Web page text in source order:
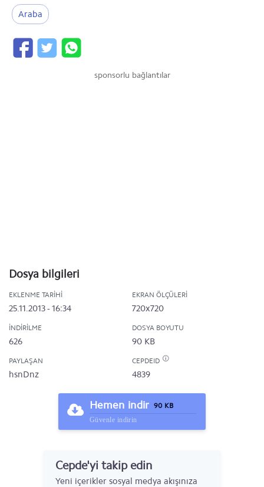
Araba
sponsorlu bağlantılar
Dosya bilgileri
EKLENME TARIHI
25.11.2013 - 16:34
EKRAN ÖLÇÜLERI
720x720
İNDIRILME
626
DOSYA BOYUTU
90 KB
PAYLAŞAN
hsnDnz
CEPDEID
4839
Hemen indir 90 KB
Güvenle indirin
Cepde'yi takip edin
Yeni içerikler sosyal medya akışınıza